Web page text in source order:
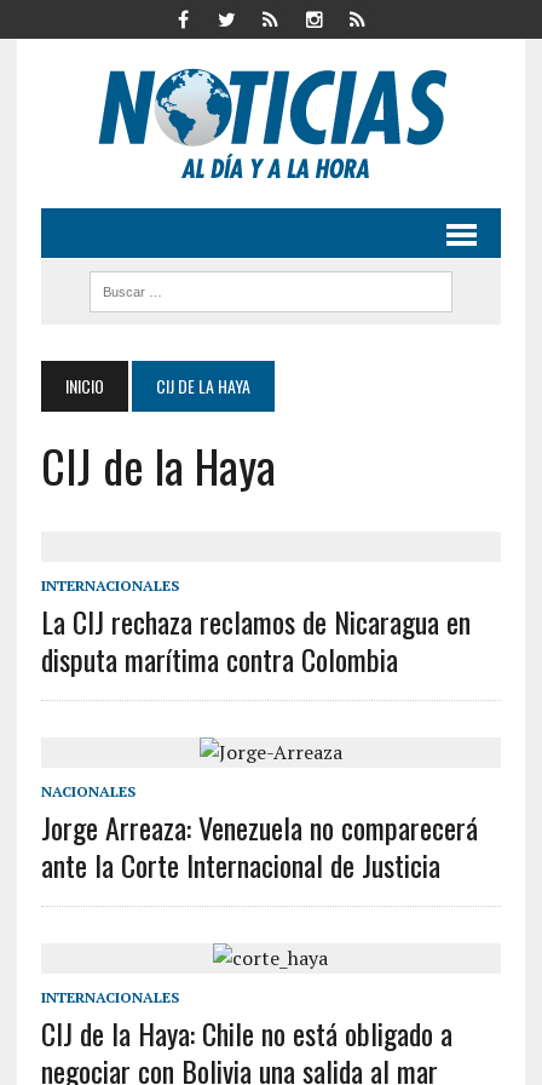
INICIO CIJ DE LA HAYA
CIJ de la Haya
INTERNACIONALES
La CIJ rechaza reclamos de Nicaragua en
disputa marítima contra Colombia
NACIONALES
Jorge Arreaza: Venezuela no comparecerá
ante la Corte Internacional de Justicia
INTERNACIONALES
CIJ de la Haya: Chile no está obligado a
negociar con Bolivia una salida al mar